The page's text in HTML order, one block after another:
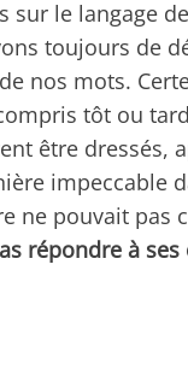
sur le langage
toujours de
nos mots.
tôt ou
être dressés,
impeccable
ne pouvait pas
répondre à ses